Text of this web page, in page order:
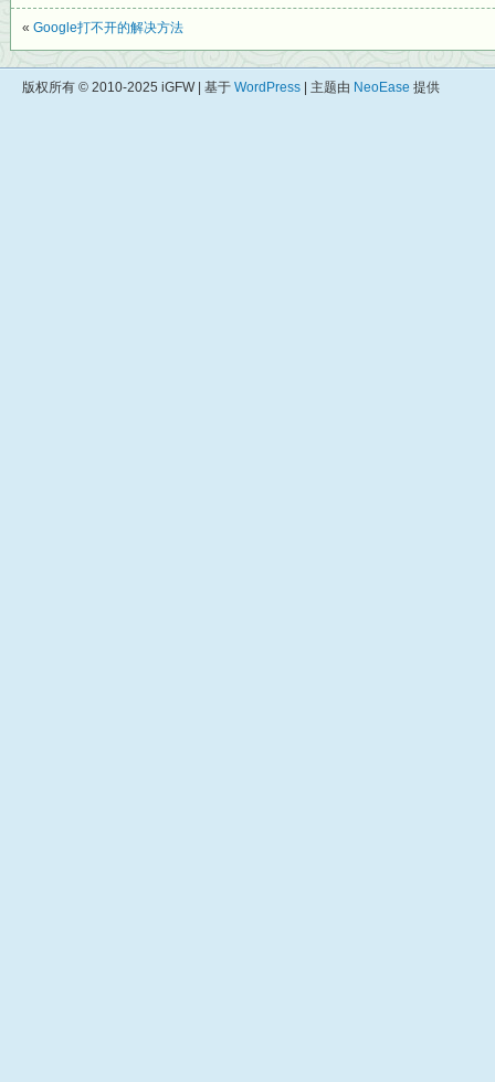
« Google打不开的解决方法
版权所有 © 2010-2025 iGFW | 基于 WordPress | 主题由 NeoEase 提供